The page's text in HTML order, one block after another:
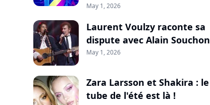
May 1, 2026
Laurent Voulzy raconte sa
dispute avec Alain Souchon
May 1, 2026
Zara Larsson et Shakira : le
tube de l'été est là !